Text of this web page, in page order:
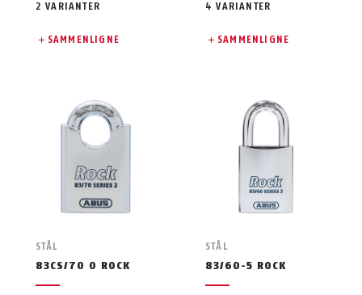
2 VARIANTER
SAMMENLIGNE
4 VARIANTER
SAMMENLIGNE
STÅL
83CS/70 O ROCK
STÅL
83/60-5 ROCK